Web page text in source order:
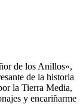
de los Anillos»,
de la historia
la Tierra Media,
y encariñarme